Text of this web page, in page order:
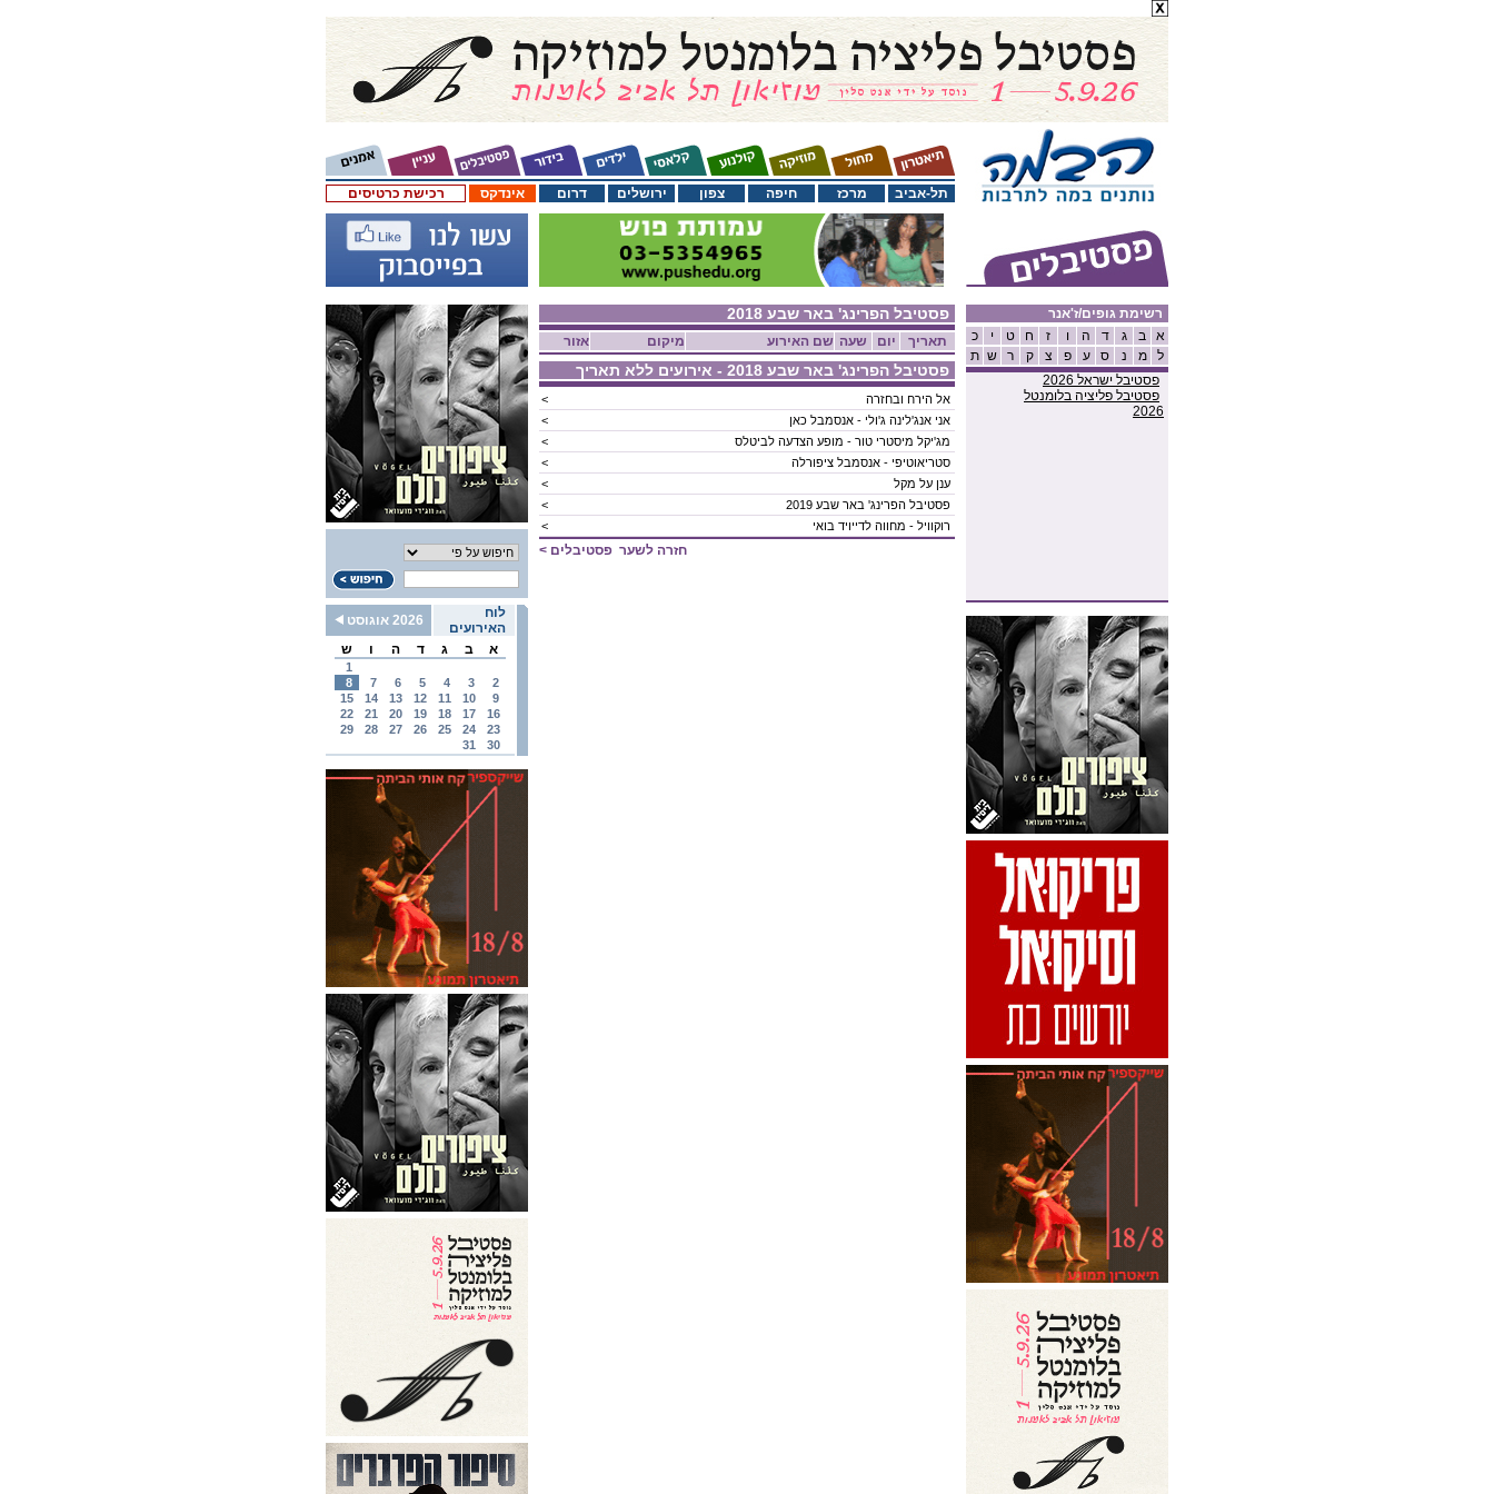
רכישת כרטיסים אינדקס דרום ירושלים צפון חיפה מרכז תל-אביב
לוח
האירועים
2026 אוגוסט
א
ב ג ד ה ו ש
1
2
3
4
5
6
7
8
9
10
11
12
13
14
15
16
17
18
19
20
21
22
23
24
25
26
27
28
29
30
31
פסטיבל הפרינג' באר שבע 2018
אזור מיקום שם האירוע שעה יום תאריך
פסטיבל הפרינג' באר שבע 2018 - אירועים ללא תאריך
<
אל הירח ובחזרה
<
אני אנג'לינה ג'ולי - אנסמבל כאן
<
מג'יקל מיסטרי טור - מופע הצדעה לביטלס
<
סטריאוטיפי - אנסמבל ציפורלה
<
ענן על מקל
<
פסטיבל הפרינג' באר שבע 2019
<
רוקוויל - מחווה לדייויד בואי
חזרה לשער פסטיבלים >
רשימת גופים/ז'אנר
כ
י ט ח ז ו ה ד ג ב
א
ת ש ר ק צ פ ע ס נ מ
ל
פסטיבל ישראל 2026
פסטיבל פליציה בלומנטל
2026